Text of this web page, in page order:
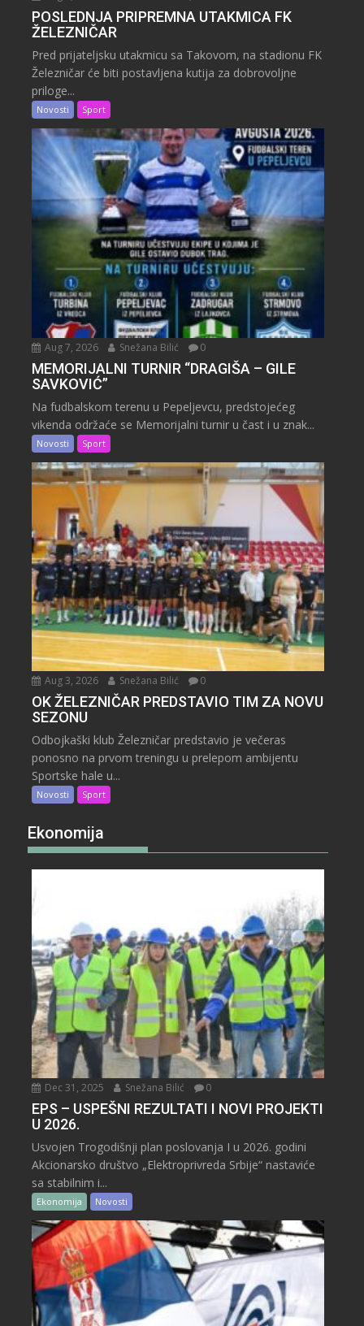
POSLEDNJA PRIPREMNA UTAKMICA FK
ŽELEZNIČAR
Pred prijateljsku utakmicu sa Takovom, na stadionu FK
Železničar će biti postavljena kutija za dobrovoljne
priloge...
Novosti Sport
Aug 7, 2026 Snežana Bilić 0
MEMORIJALNI TURNIR “DRAGIŠA – GILE
SAVKOVIĆ”
Na fudbalskom terenu u Pepeljevcu, predstojećeg
vikenda održaće se Memorijalni turnir u čast i u znak...
Novosti Sport
Aug 3, 2026 Snežana Bilić 0
OK ŽELEZNIČAR PREDSTAVIO TIM ZA NOVU
SEZONU
Odbojkaški klub Železničar predstavio je večeras
ponosno na prvom treningu u prelepom ambijentu
Sportske hale u...
Novosti Sport
Ekonomija
Dec 31, 2025 Snežana Bilić 0
EPS – USPEŠNI REZULTATI I NOVI PROJEKTI
U 2026.
Usvojen Trogodišnji plan poslovanja I u 2026. godini
Akcionarsko društvo „Elektroprivreda Srbije“ nastaviće
sa stabilnim i...
Ekonomija Novosti